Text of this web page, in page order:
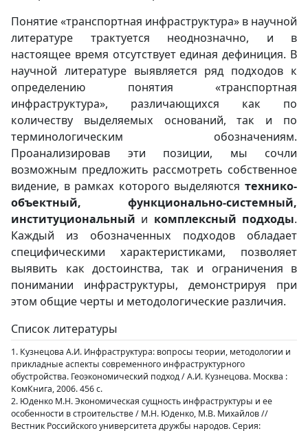
Понятие «транспортная инфраструктура» в научной
литературе трактуется неоднозначно, и в
настоящее время отсутствует единая дефиниция. В
научной литературе выявляется ряд подходов к
определению понятия «транспортная
инфраструктура», различающихся как по
количеству выделяемых оснований, так и по
терминологическим обозначениям.
Проанализировав эти позиции, мы сочли
возможным предложить рассмотреть собственное
видение, в рамках которого выделяются технико-
объектный, функционально-системный,
институциональный и комплексный подходы.
Каждый из обозначенных подходов обладает
специфическими характеристиками, позволяет
выявить как достоинства, так и ограничения в
понимании инфраструктуры, демонстрируя при
этом общие черты и методологические различия.
Список литературы
1. Кузнецова А.И. Инфраструктура: вопросы теории, методологии и
прикладные аспекты современного инфраструктурного
обустройства. Геоэкономический подход / А.И. Кузнецова. Москва :
КомКнига, 2006. 456 с.
2. Юденко М.Н. Экономическая сущность инфраструктуры и ее
особенности в строительстве / М.Н. Юденко, М.В. Михайлов //
Вестник Российского университета дружбы народов. Серия: